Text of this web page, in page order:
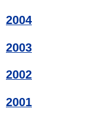
2004
2003
2002
2001